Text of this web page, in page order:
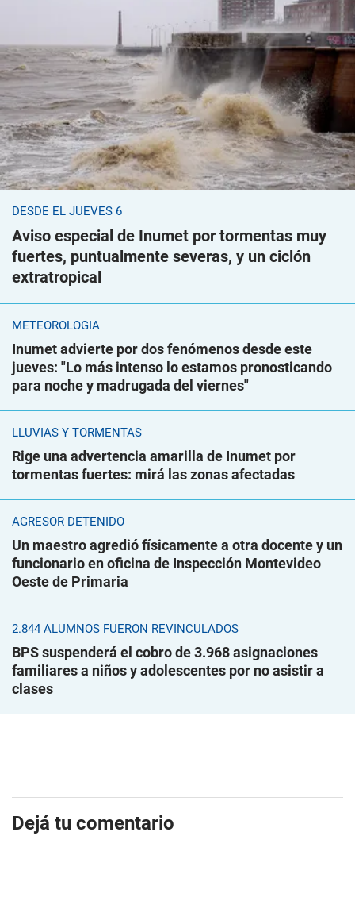
DESDE EL JUEVES 6
Aviso especial de Inumet por tormentas muy
fuertes, puntualmente severas, y un ciclón
extratropical
METEOROLOGÍA
Inumet advierte por dos fenómenos desde este
jueves: "Lo más intenso lo estamos pronosticando
para noche y madrugada del viernes"
LLUVIAS Y TORMENTAS
Rige una advertencia amarilla de Inumet por
tormentas fuertes: mirá las zonas afectadas
AGRESOR DETENIDO
Un maestro agredió físicamente a otra docente y un
funcionario en oficina de Inspección Montevideo
Oeste de Primaria
2.844 ALUMNOS FUERON REVINCULADOS
BPS suspenderá el cobro de 3.968 asignaciones
familiares a niños y adolescentes por no asistir a
clases
Dejá tu comentario